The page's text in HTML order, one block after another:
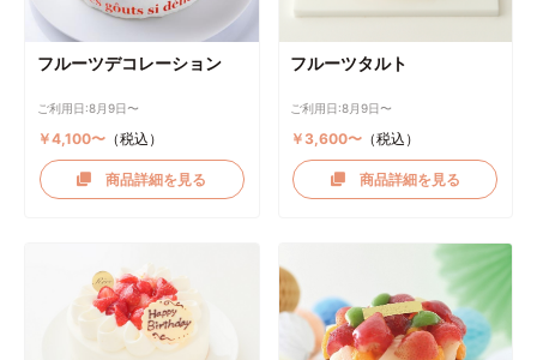
フルーツデコレーション
ご利用日:8月9日〜
￥4,100〜（税込）
商品詳細を見る
フルーツタルト
ご利用日:8月9日〜
￥3,600〜 （税込）
商品詳細を見る